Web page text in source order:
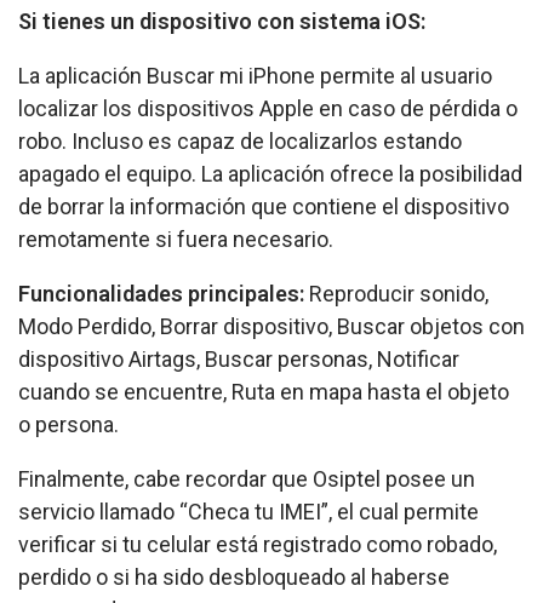
Si tienes un dispositivo con sistema iOS:
La aplicación Buscar mi iPhone permite al usuario
localizar los dispositivos Apple en caso de pérdida o
robo. Incluso es capaz de localizarlos estando
apagado el equipo. La aplicación ofrece la posibilidad
de borrar la información que contiene el dispositivo
remotamente si fuera necesario.
Funcionalidades principales: Reproducir sonido,
Modo Perdido, Borrar dispositivo, Buscar objetos con
dispositivo Airtags, Buscar personas, Notificar
cuando se encuentre, Ruta en mapa hasta el objeto
o persona.
Finalmente, cabe recordar que Osiptel posee un
servicio llamado “Checa tu IMEI”, el cual permite
verificar si tu celular está registrado como robado,
perdido o si ha sido desbloqueado al haberse